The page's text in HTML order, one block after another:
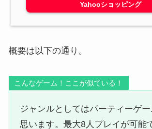
Yahooショッピング
概要は以下の通り。
こんなゲーム！ここが似ている！
ジャンルとしてはパーティーゲー
思います。最大8人プレイが可能